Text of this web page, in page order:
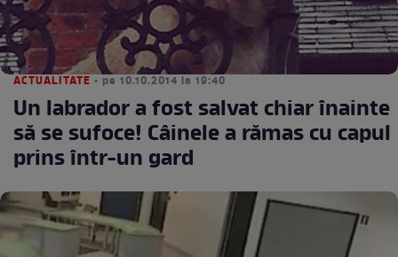
ACTUALITATE • pe 10.10.2014 la 19:40
Un labrador a fost salvat chiar înainte
să se sufoce! Câinele a rămas cu capul
prins într-un gard